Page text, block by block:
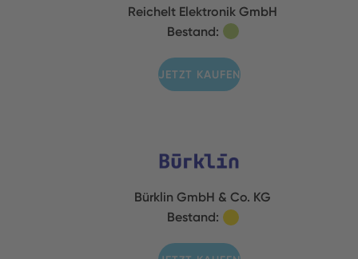
Reichelt Elektronik GmbH
Bestand:
JETZT KAUFEN
Bürklin GmbH & Co. KG
Bestand: